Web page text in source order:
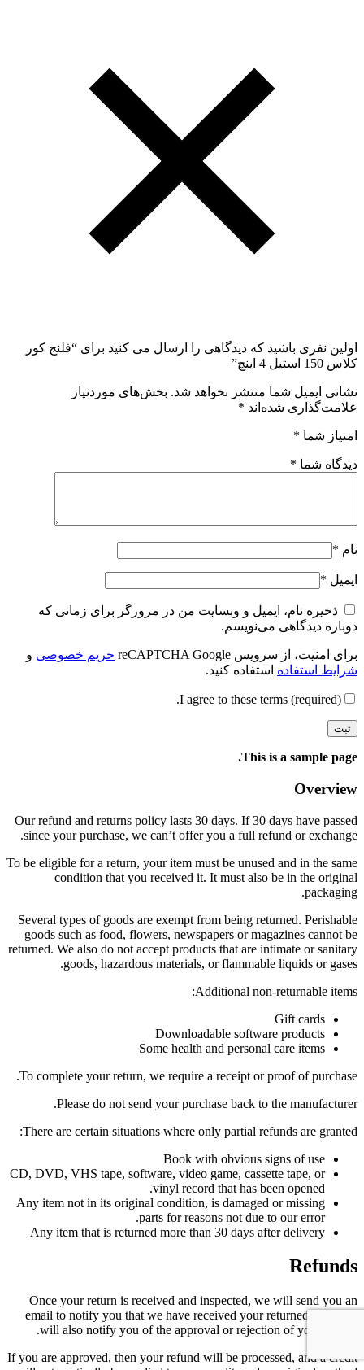
اولین نفری باشید که دیدگاهی را ارسال می کنید برای “فلنج کور
کلاس 150 استیل 4 اینچ”
نشانی ایمیل شما منتشر نخواهد شد. بخش‌های موردنیاز
علامت‌گذاری شده‌اند *
امتیاز شما *
دیدگاه شما *
نام *
ایمیل *
ذخیره نام، ایمیل و وبسایت من در مرورگر برای زمانی که
دوباره دیدگاهی می‌نویسم.
برای امنیت، از سرویس reCAPTCHA Google حریم خصوصی و
شرایط استفاده استفاده کنید.
I agree to these terms (required).
This is a sample page.
Overview
Our refund and returns policy lasts 30 days. If 30 days have passed
since your purchase, we can’t offer you a full refund or exchange.
To be eligible for a return, your item must be unused and in the same
condition that you received it. It must also be in the original
packaging.
Several types of goods are exempt from being returned. Perishable
goods such as food, flowers, newspapers or magazines cannot be
returned. We also do not accept products that are intimate or sanitary
goods, hazardous materials, or flammable liquids or gases.
Additional non-returnable items:
Gift cards
Downloadable software products
Some health and personal care items
To complete your return, we require a receipt or proof of purchase.
Please do not send your purchase back to the manufacturer.
There are certain situations where only partial refunds are granted:
Book with obvious signs of use
CD, DVD, VHS tape, software, video game, cassette tape, or
vinyl record that has been opened.
Any item not in its original condition, is damaged or missing
parts for reasons not due to our error.
Any item that is returned more than 30 days after delivery
Refunds
Once your return is received and inspected, we will send you an
email to notify you that we have received your returned item. We
will also notify you of the approval or rejection of your refund.
If you are approved, then your refund will be processed, and a credit